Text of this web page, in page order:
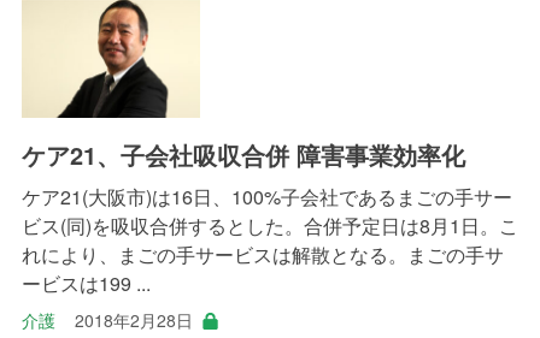
ケア21、子会社吸収合併 障害事業効率化
ケア21(大阪市)は16日、100%子会社であるまごの手サー
ビス(同)を吸収合併するとした。合併予定日は8月1日。こ
れにより、まごの手サービスは解散となる。まごの手サ
ービスは199 ...
介護 2018年2月28日